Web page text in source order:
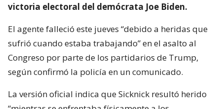
victoria electoral del demócrata Joe Biden.
El agente falleció este jueves “debido a heridas que
sufrió cuando estaba trabajando” en el asalto al
Congreso por parte de los partidarios de Trump,
según confirmó la policía en un comunicado.
La versión oficial indica que Sicknick resultó herido